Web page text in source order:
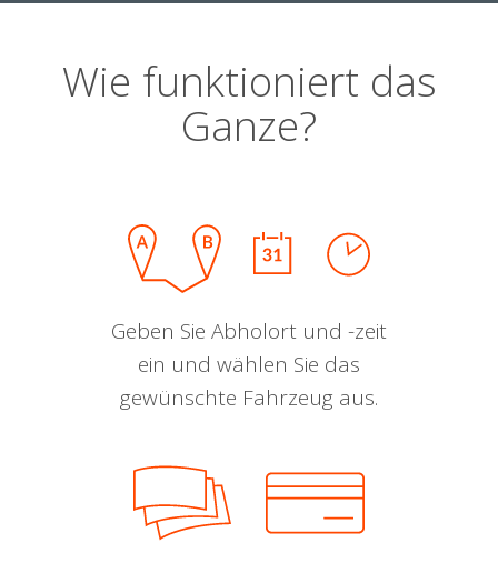
Wie funktioniert das
Ganze?
Geben Sie Abholort und -zeit
ein und wählen Sie das
gewünschte Fahrzeug aus.